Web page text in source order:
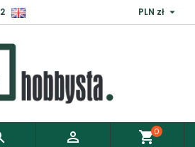
PLN zł 
 shopping_cart0